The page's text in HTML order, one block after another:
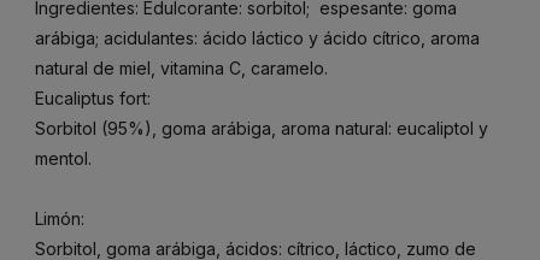
Ingredientes: Edulcorante: sorbitol; espesante: goma
arábiga; acidulantes: ácido láctico y ácido cítrico, aroma
natural de miel, vitamina C, caramelo.
Eucaliptus fort:
Sorbitol (95%), goma arábiga, aroma natural: eucaliptol y
mentol.
Limón:
Sorbitol, goma arábiga, ácidos: cítrico, láctico, zumo de